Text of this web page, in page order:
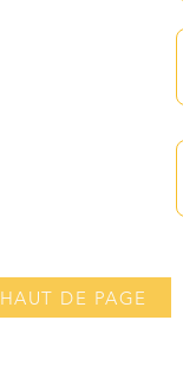
HAUT DE PAGE